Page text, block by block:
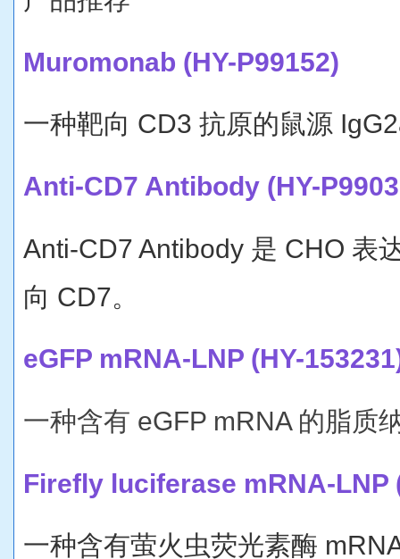
Muromonab (HY-P99152)
一种靶向 CD3 抗原的鼠源
Anti-CD7 Antibody (HY-
Anti-CD7 Antibody 是 CHO 表
向 CD7。
eGFP mRNA-LNP (HY-
一种含有 eGFP mRNA 的脂质
Firefly luciferase mRNA-LNP
一种含有萤火虫荧光素酶